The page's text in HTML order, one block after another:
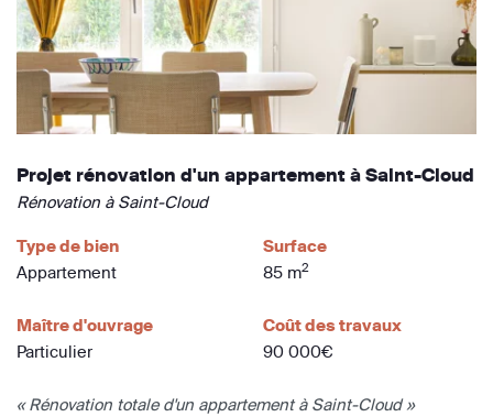
Projet rénovation d'un appartement à Saint-Cloud
Rénovation à Saint-Cloud
Type de bien
Appartement
Surface
85 m2
Maître d'ouvrage
Particulier
Coût des travaux
90 000€
« Rénovation totale d'un appartement à Saint-Cloud »